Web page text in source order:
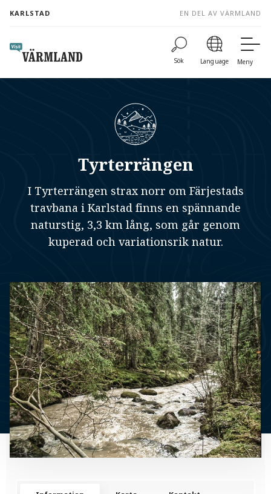
content
KARLSTAD EN DEL AV VÄRMLAND
Sök Language Meny
Tyrterrängen
I Tyrterrängen strax norr om Färjestads
travbana i Karlstad finns en spännande
naturstig, 3,3 km lång, som går genom
kuperad och variationsrik natur.